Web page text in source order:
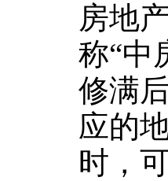
房地
称“中
修满
应的
时，